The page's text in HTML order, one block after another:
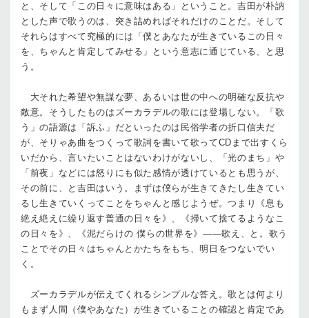
と、そして「この日々に意味はある」ということ。吉田が朴訥
とした声で歌うのは、突き詰めればそれだけのことだ。そして
それらはすべて究極的には「僕とあなたが生きているこの日々
を、ちゃんと肯定してみせる」という意志に通じている、と思
う。
大それた希望や無謀な夢、あるいは世の中への明確な反抗や
敵意。そうしたものはズーカラデルの歌には登場しない。「歌
う」の語源は「訴ふ」だといったのは民俗学者の折口信夫だ
が、そりゃあ曲をつくって歌詞を書いて歌ってCDまで出すくら
いだから、言いたいことはないわけがないし、「光のまち」や
「前夜」などには怒りにも似た感情が透けているとも思うが、
その前に、と吉田はいう。まずは僕らが生きてきたし生きてい
るし生きていくってことをちゃんと感じようぜ。つまり《息も
絶え絶えに繰り返す普通の日々を》、《掃いて捨てるようなこ
の日々を》、《泥だらけの 僕らの世界を》――歌え、と。歌う
ことでその日々はちゃんとかたちをもち、明日をつないでい
く。
ズーカラデルが伝えてくれるシンプルな答え。歌とは何より
もまず人間（僕やあなた）が生きていることの確認と肯定であ